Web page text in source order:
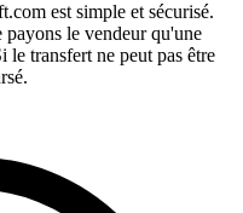
est simple et sécurisé.
payons le vendeur qu'une
le transfert ne peut pas être